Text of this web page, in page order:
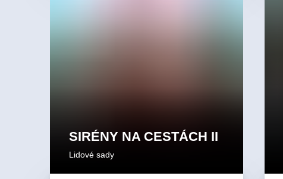
SIRÉNY NA CESTÁCH II
Lidové sady